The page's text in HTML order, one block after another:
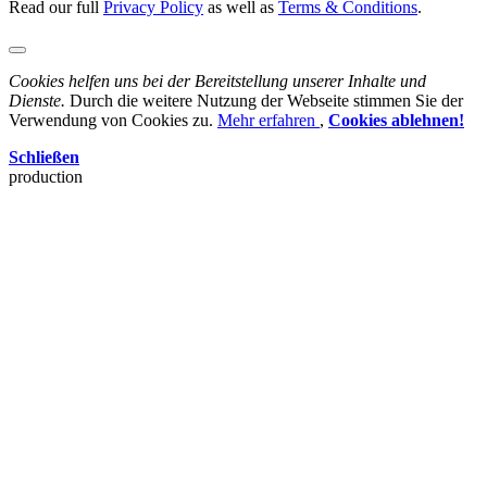
Read our full Privacy Policy as well as Terms & Conditions.
Cookies helfen uns bei der Bereitstellung unserer Inhalte und
Dienste. Durch die weitere Nutzung der Webseite stimmen Sie der
Verwendung von Cookies zu. Mehr erfahren , Cookies ablehnen!
Schließen
production